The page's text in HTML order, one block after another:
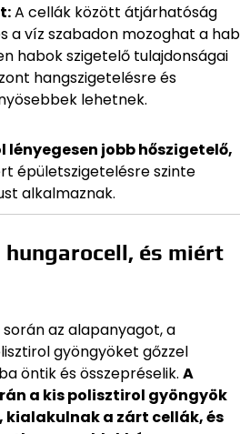
A cellák között átjárhatóság
a víz szabadon mozoghat a hab
habok szigetelő tulajdonságai
hangszigetelésre és
lehetnek.
jobb hőszigetelő,
épületszigetelésre szinte
alkalmaznak.
hungarocell, és miért
az alapanyagot, a
gyöngyöket gőzzel
öntik és összepréselik. A
a kis polisztirol gyöngyök
kialakulnak a zárt cellák, és